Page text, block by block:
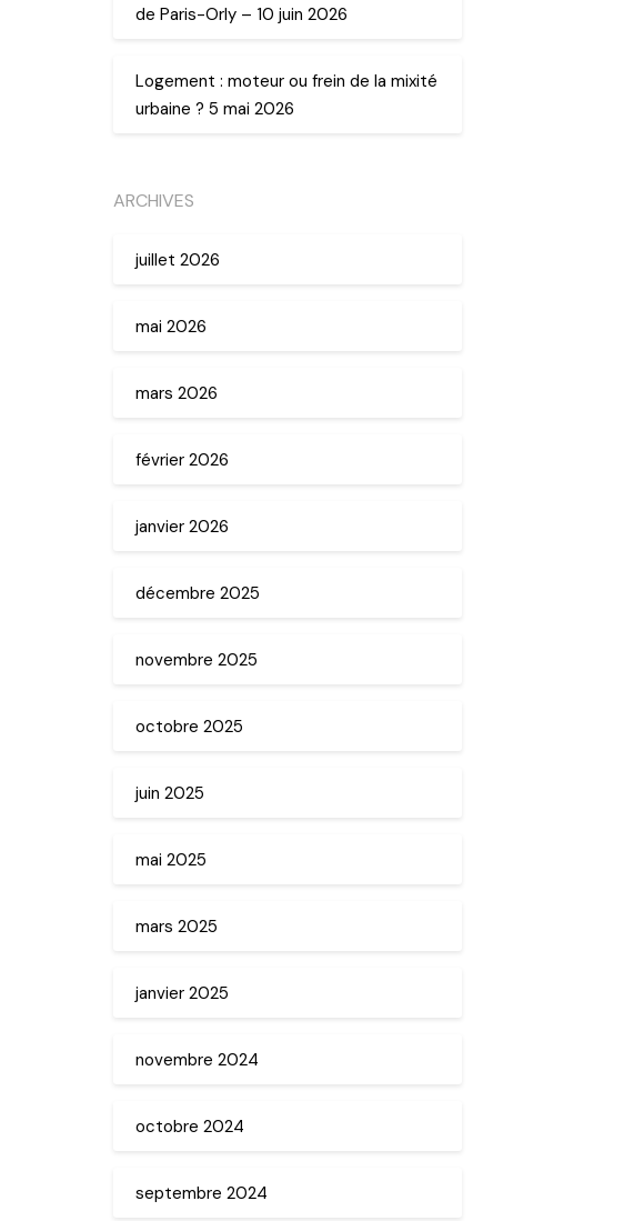
de Paris-Orly – 10 juin 2026
Logement : moteur ou frein de la mixité
urbaine ? 5 mai 2026
ARCHIVES
juillet 2026
mai 2026
mars 2026
février 2026
janvier 2026
décembre 2025
novembre 2025
octobre 2025
juin 2025
mai 2025
mars 2025
janvier 2025
novembre 2024
octobre 2024
septembre 2024